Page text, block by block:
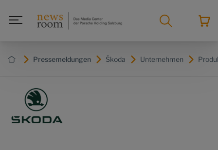
Pressemeldungen Škoda Unternehmen